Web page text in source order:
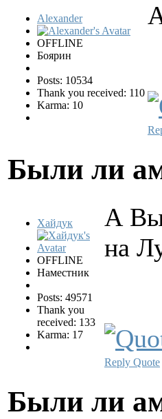
Alexander
OFFLINE
Боярин
Posts: 10534
Thank you received: 110
Karma: 10
Были ли
Хайдук
OFFLINE
Наместник
Posts: 49571
Thank you
received: 133
Karma: 17
А
на
Reply Quote
Были ли